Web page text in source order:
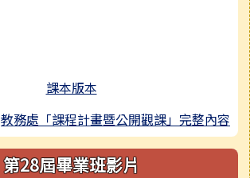
課本版本
教務處「課程計畫暨公開觀課」完整內容
第28屆畢業班影片